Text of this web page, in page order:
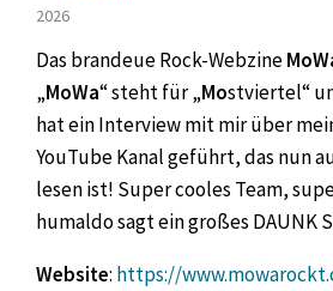
2026
Das brandeue Rock-Webzine
„MoWa“ steht für „Mostviertel“
hat ein Interview mit mir über
YouTube Kanal geführt, das nun
lesen ist! Super cooles Team,
humaldo sagt ein großes DAUNK
Website: https://